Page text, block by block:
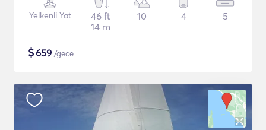
Yelkenli Yat
46 ft
14 m
10 4 5
$659 /gece